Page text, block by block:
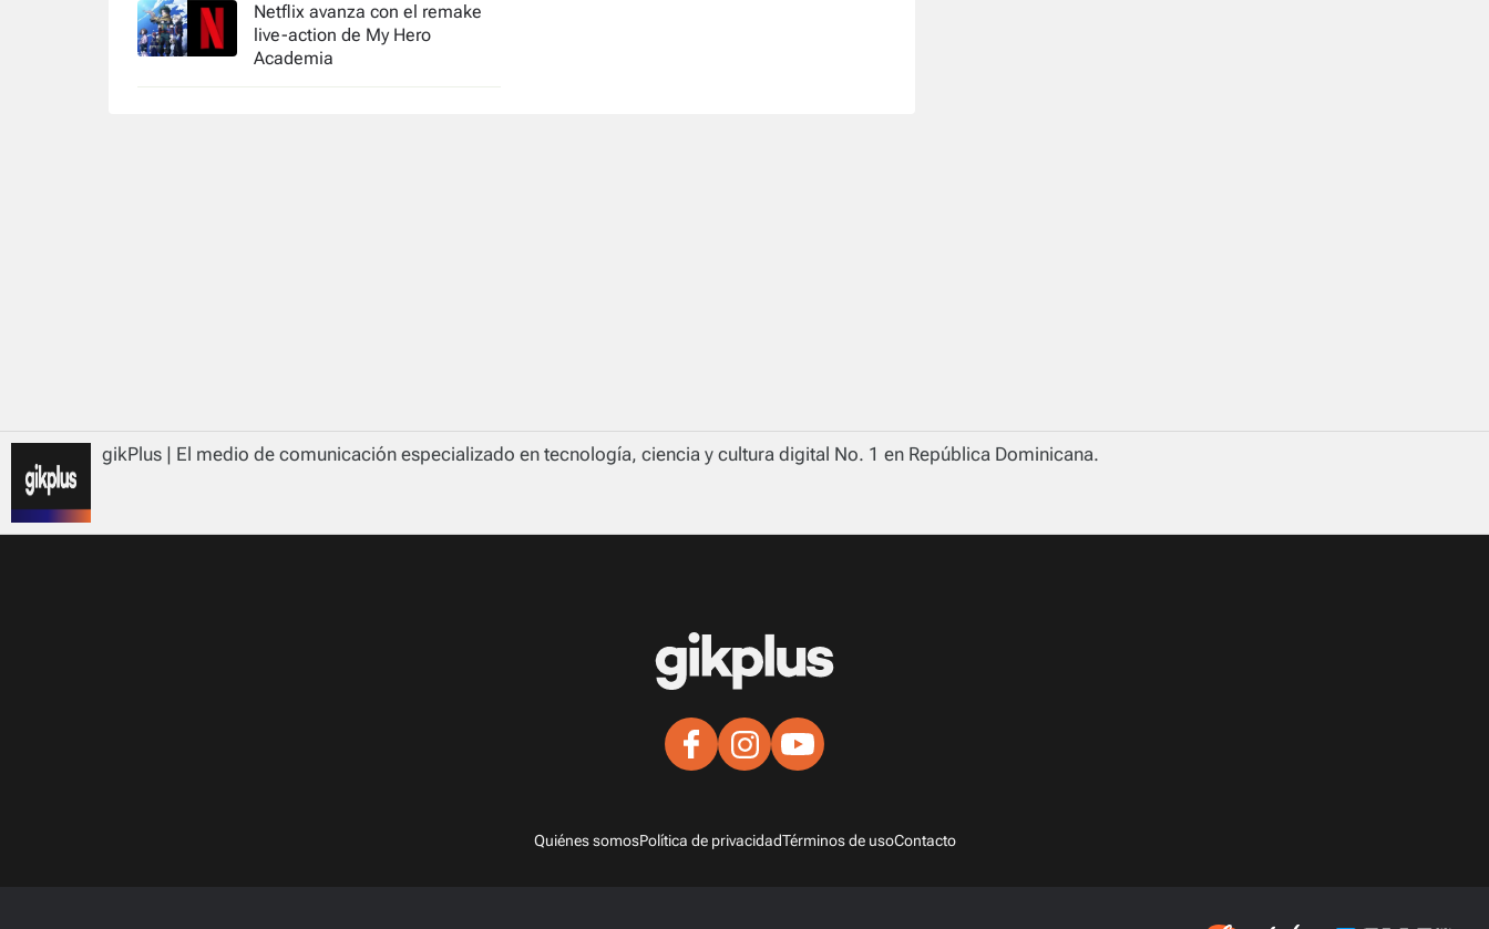
Netflix avanza con el remake
live-action de My Hero
Academia
gikPlus | El medio de comunicación especializado en tecnología, ciencia y cultura digital No. 1 en República Dominicana.
Quiénes somosPolítica de privacidadTérminos de usoContacto